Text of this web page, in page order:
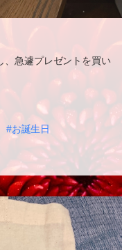
、急遽プレゼントを買い
#お誕生日